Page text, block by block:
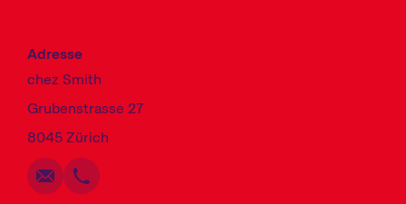
Adresse
chez Smith
Grubenstrasse 27
8045 Zürich
SchreibenKopieren
AnrufenKopieren